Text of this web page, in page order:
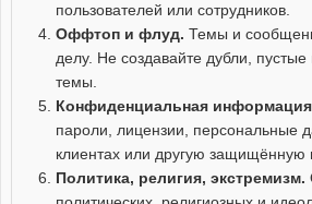
пользователей или сотрудников.
Оффтоп и флуд. Темы и
делу. Не создавайте дубли,
темы.
Конфиденциальная
пароли, лицензии, персональные
клиентах или другую
Политика, религия, экстремизм.